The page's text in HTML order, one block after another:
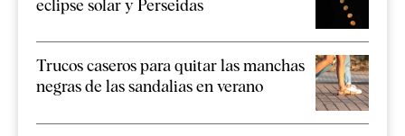
eclipse solar y Perseidas
Trucos caseros para quitar las manchas
negras de las sandalias en verano